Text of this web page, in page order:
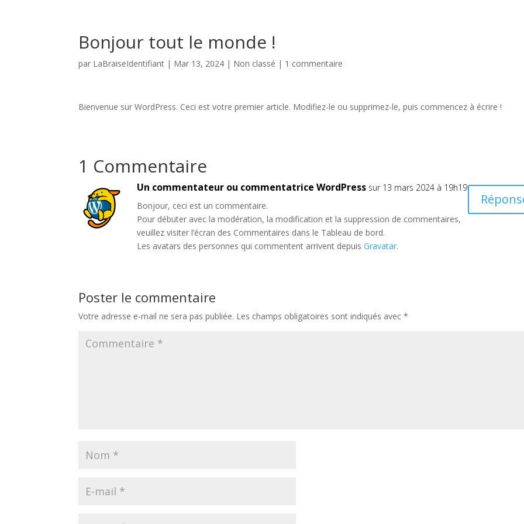
Bonjour tout le monde !
par LaBraiseIdentifiant | Mar 13, 2024 | Non classé | 1 commentaire
Bienvenue sur WordPress. Ceci est votre premier article. Modifiez-le ou supprimez-le, puis commencez à écrire !
1 Commentaire
Un commentateur ou commentatrice WordPress sur 13 mars 2024 à 19h19
Bonjour, ceci est un commentaire.
Pour débuter avec la modération, la modification et la suppression de commentaires,
veuillez visiter l’écran des Commentaires dans le Tableau de bord.
Les avatars des personnes qui commentent arrivent depuisGravatar.
Poster le commentaire
Votre adresse e-mail ne sera pas publiée. Les champs obligatoires sont indiqués avec*